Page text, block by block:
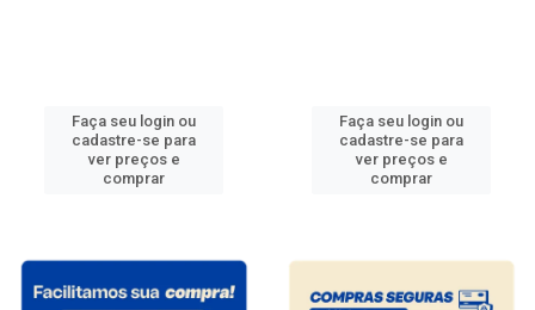
Faça seu login ou
cadastre-se para
ver preços e
comprar
Faça seu login ou
cadastre-se para
ver preços e
comprar